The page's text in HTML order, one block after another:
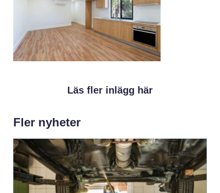
Läs fler inlägg här
Fler nyheter